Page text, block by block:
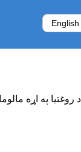
روغتيا په اړه